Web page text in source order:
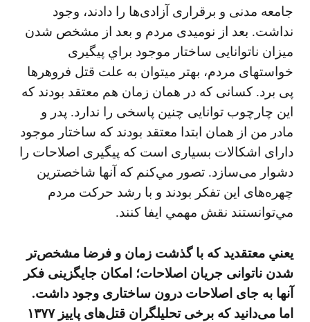
جامعه مدنی و برقراری آزادی‌ها را دادند، وجود
نداشت. بعد از نوميدی مردم و بعد از مشخص شدن
ميزان ناتوانایی ساختار موجود براي پيگيری
خواستهای مردم، بهتر ميتوان به علت قتل فروهرها
پی برد. كسانی كه در همان زمان هم معتقد بودند كه
اين چارچوب توانايی چنين پاسخی را ندارد. پدر و
مادر من از همان ابتدا معتقد بودند كه ساختار موجود
دارای اشكالات بسياری است كه پيگيری اصلاحات را
دشوار می‌سازد. تصور مي‌كنم كه آنها شاخصترين
چهره‌های اين تفكر بودند و با رشد حركت مردم
مي‌توانستند نقش مهمي ايفا كنند.
يعني معتقديد كه با گذشت زمان و فرضا مشخص‌تر
شدن ناتوانی جريان اصلاحات؛ امكان جايگزينی فكر
آنها به جای اصلاحات درون ساختاری وجود داشت.
اما می‌دانيد كه برخی تحليلگران قتل‌های پاييز ۱۳۷۷